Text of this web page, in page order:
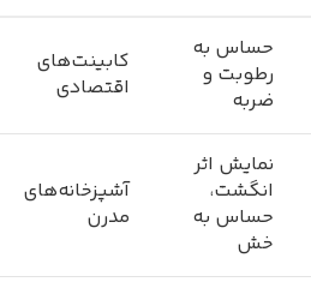
حساس به
رطوبت و
ضربه
کابینت‌های
اقتصادی
نمایش اثر
انگشت،
حساس به
خش
آشپزخانه‌های
مدرن